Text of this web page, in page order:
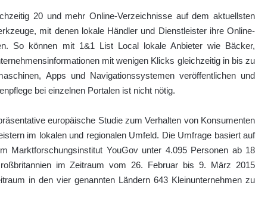
20 und mehr Online-Verzeichnisse auf dem aktuellsten
mit denen lokale Händler und Dienstleister ihre Online-
So können mit 1&1 List Local lokale Anbieter wie Bäcker,
mit wenigen Klicks gleichzeitig in bis zu
Apps und Navigationssystemen veröffentlichen und
bei einzelnen Portalen ist nicht nötig.
europäische Studie zum Verhalten von Konsumenten
im lokalen und regionalen Umfeld. Die Umfrage basiert auf
Marktforschungsinstitut YouGov unter 4.095 Personen ab 18
im Zeitraum vom 26. Februar bis 9. März 2015
in den vier genannten Ländern 643 Kleinunternehmen zu